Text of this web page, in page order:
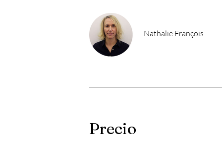
Nathalie François
Precio